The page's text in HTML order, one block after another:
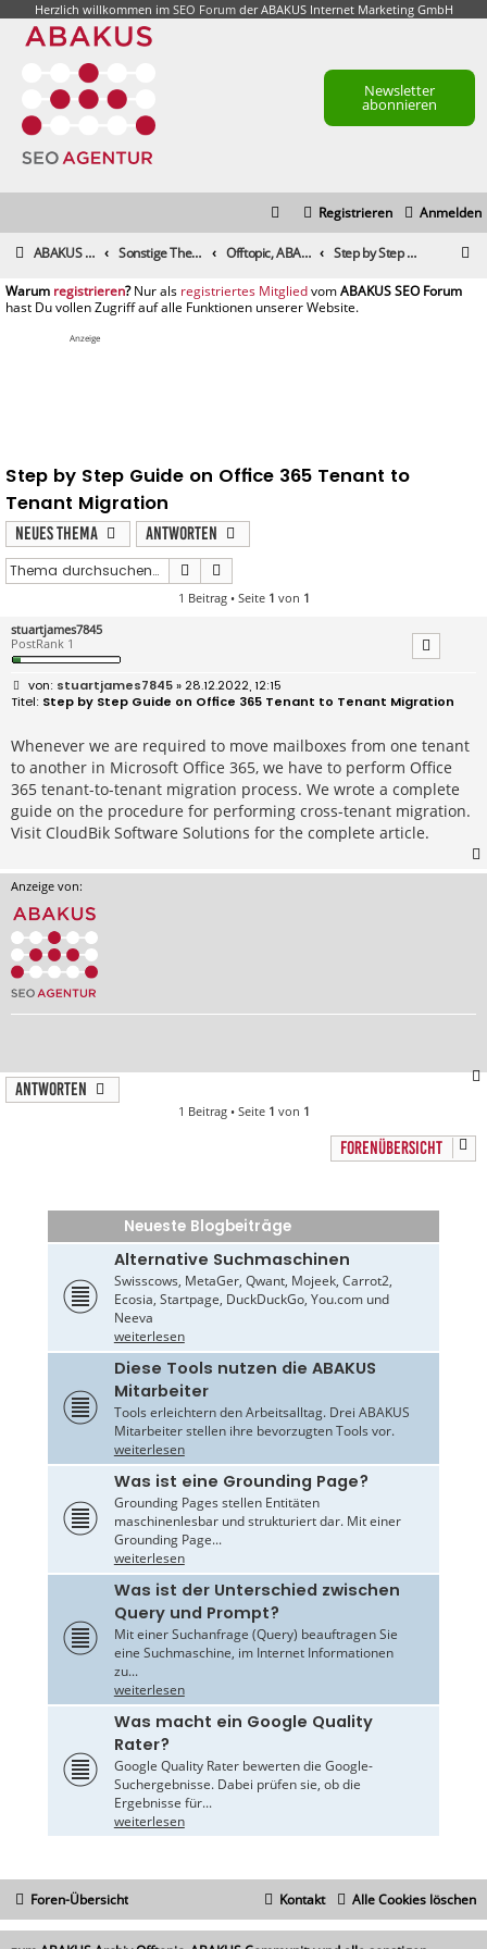
Herzlich willkommen im SEO Forumder ABAKUS Internet Marketing GmbH
Newsletter
abonnieren
Anmelden
Registrieren
ABAKUS Foren-Übersicht Sonstige Themen Offtopic, ABAKUS Community und alle sonstigen Themen Step by Step Guide on Office 365 Tenant to Tenant Migration
registrieren registriertes Mitglied
Anzeige
Step by Step Guide on Office 365 Tenant to
Tenant Migration
Neues Thema
Antworten
Suche
1 Beitrag • Seite 1 von 1
stuartjames7845
PostRank 1
B
e
i
r
a
g
stuartjames7845» 28.12.2022, 12:15
Step by Step Guide on Office 365 Tenant to Tenant Migration
Whenever we are required to move mailboxes from one tenant
to another in Microsoft Office 365, we have to perform Office
365 tenant-to-tenant migration process. We wrote a complete
guide on the procedure for performing cross-tenant migration.
Visit CloudBik Software Solutions for the complete article.
Anzeige von:
Antworten
1 Beitrag • Seite 1 von 1
FORENÜBERSICHT
Neueste Blogbeiträge
Alternative Suchmaschinen
Swisscows, MetaGer, Qwant, Mojeek, Carrot2,
Ecosia, Startpage, DuckDuckGo, You.com und
Neeva
weiterlesen
Diese Tools nutzen die ABAKUS
Mitarbeiter
Tools erleichtern den Arbeitsalltag. Drei ABAKUS
Mitarbeiter stellen ihre bevorzugten Tools vor.
weiterlesen
Was ist eine Grounding Page?
Grounding Pages stellen Entitäten
maschinenlesbar und strukturiert dar. Mit einer
Grounding Page...
weiterlesen
Was ist der Unterschied zwischen
Query und Prompt?
Mit einer Suchanfrage (Query) beauftragen Sie
eine Suchmaschine, im Internet Informationen
zu...
weiterlesen
Was macht ein Google Quality
Rater?
Google Quality Rater bewerten die Google-
Suchergebnisse. Dabei prüfen sie, ob die
Ergebnisse für...
weiterlesen
Foren-Übersicht Alle Cookies löschen
Kontakt